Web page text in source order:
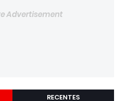
Advertisement
RECENTES